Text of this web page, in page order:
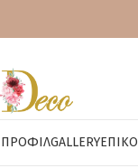
ΠΡΟΦΊΛGALLERY